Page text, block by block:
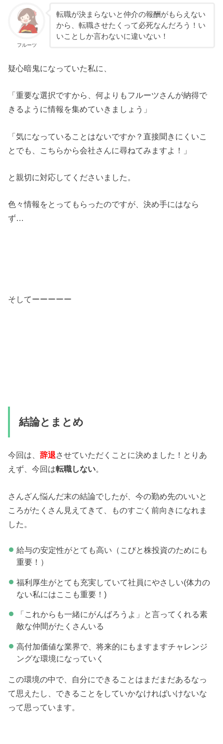
フルーツ
転職が決まらないと仲介の報酬がもらえない
から、転職させたくって必死なんだろう！い
いことしか言わないに違いない！
疑心暗鬼になっていた私に、
「重要な選択ですから、何よりもフルーツさんが納得で
きるように情報を集めていきましょう」
「気になっていることはないですか？直接聞きにくいこ
とでも、こちらから会社さんに尋ねてみますよ！」
と親切に対応してくださいました。
色々情報をとってもらったのですが、決め手にはなら
ず…
そしてーーーーー
結論とまとめ
今回は、辞退させていただくことに決めました！とりあ
えず、今回は転職しない。
さんざん悩んだ末の結論でしたが、今の勤め先のいいと
ころがたくさん見えてきて、ものすごく前向きになれま
した。
給与の安定性がとても高い（こびと株投資のためにも
重要！）
福利厚生がとても充実していて社員にやさしい(体力の
ない私にはここも重要！)
「これからも一緒にがんばろうよ」と言ってくれる素
敵な仲間がたくさんいる
高付加価値な業界で、将来的にもますますチャレンジ
ングな環境になっていく
この環境の中で、自分にできることはまだまだあるなっ
て思えたし、できることをしていかなければいけないな
って思っています。